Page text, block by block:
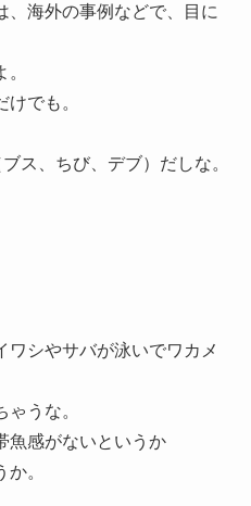
、海外の事例などで、目に
でも。
ス、ちび、デブ）だしな。
ワシやサバが泳いでワカメ
うな。
魚感がないというか
。